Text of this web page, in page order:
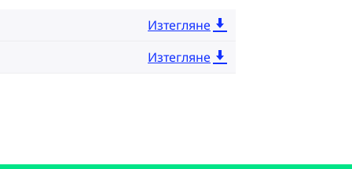
Изтегляне
Изтегляне